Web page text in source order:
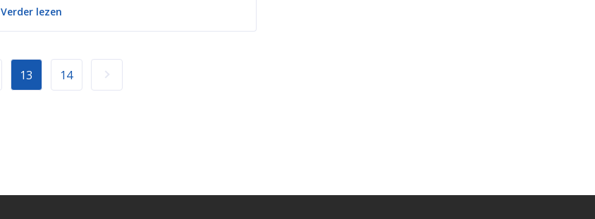
Verder lezen
13 14